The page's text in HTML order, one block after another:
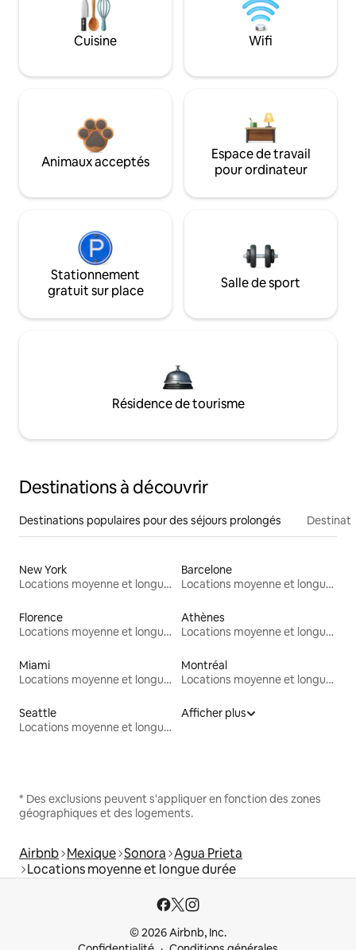
Cuisine Wifi
Animaux acceptés
Espace de travail
pour ordinateur
Stationnement
gratuit sur place
Salle de sport
Résidence de tourisme
Destinations à découvrir
Destinations populaires pour des séjours prolongés
New York
Locations moyenne et longue durée
Barcelone
Locations moyenne et longue durée
Florence
Locations moyenne et longue durée
Athènes
Locations moyenne et longue durée
Miami
Locations moyenne et longue durée
Montréal
Locations moyenne et longue durée
Seattle
Locations moyenne et longue durée
Afficher plus
* Des exclusions peuvent s'appliquer en fonction des zones
géographiques et des logements.
Airbnb Mexique Sonora Agua Prieta
Locations moyenne et longue durée
© 2026 Airbnb, Inc.